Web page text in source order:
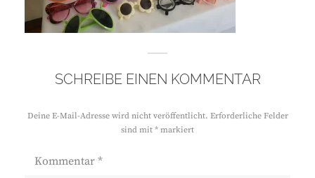
SCHREIBE EINEN KOMMENTAR
Deine E-Mail-Adresse wird nicht veröffentlicht. Erforderliche Felder
sind mit * markiert
Kommentar *